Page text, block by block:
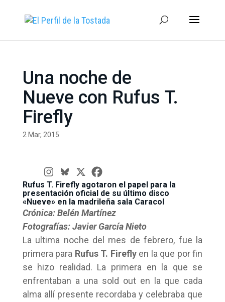
Una noche de
Nueve con Rufus T.
Firefly
2 Mar, 2015
Rufus T. Firefly agotaron el papel para la
presentación oficial de su último disco
«Nueve» en la madrileña sala Caracol
Crónica: Belén Martínez
Fotografías: Javier García Nieto
La ultima noche del mes de febrero, fue la
primera para Rufus T. Fireflyen la que por fin
se hizo realidad. La primera en la que se
enfrentaban a una sold out en la que cada
alma allí presente recordaba y celebraba que